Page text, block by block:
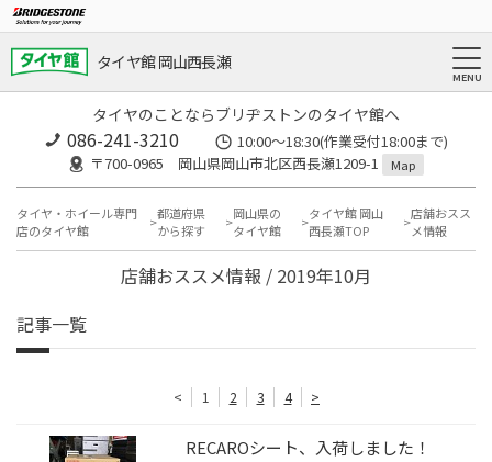
タイヤ館 岡山西長瀬
タイヤのことならブリヂストンのタイヤ館へ
086-241-3210
10:00〜18:30(作業受付18:00まで)
〒700-0965 岡山県岡山市北区西長瀬1209-1
Map
タイヤ・ホイール専門
店のタイヤ館
都道府県
から探す
岡山県の
タイヤ館
タイヤ館 岡山
西長瀬TOP
店舗おスス
メ情報
店舗おススメ情報 / 2019年10月
記事一覧
< 1 2 3 4 >
RECAROシート、入荷しました！